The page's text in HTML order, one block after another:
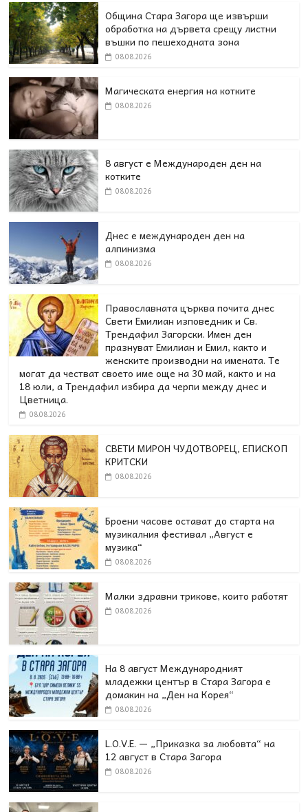
Община Стара Загора ще извърши
обработка на дървета срещу листни
въшки по пешеходната зона
08.08.2026
Магическата енергия на котките
08.08.2026
8 август е Международен ден на
котките
08.08.2026
Днес е международен ден на
алпинизма
08.08.2026
Православната църква почита днес
Свети Емилиан изповедник и Св.
Трендафил Загорски. Имен ден
празнуват Емилиан и Емил, както и
женските производни на имената. Те
могат да честват своето име още на 30 май, както и на
18 юли, а Трендафил избира да черпи между днес и
Цветница.
08.08.2026
СВЕТИ МИРОН ЧУДОТВОРЕЦ, ЕПИСКОП
КРИТСКИ
08.08.2026
Броени часове остават до старта на
музикалния фестивал „Август е
музика“
08.08.2026
Малки здравни трикове, които работят
08.08.2026
На 8 август Международният
младежки център в Стара Загора е
домакин на „Ден на Корея“
08.08.2026
L.O.V.E. — „Приказка за любовта“ на
12 август в Стара Загора
08.08.2026